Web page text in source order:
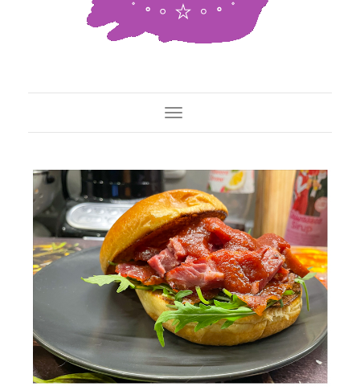
Toggle Navigation